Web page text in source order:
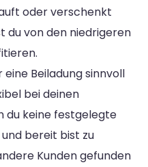
oder verschenkt
du von den niedrigeren
eine Beiladung sinnvoll
bei deinen
du keine festgelegte
bereit bist zu
Kunden gefunden